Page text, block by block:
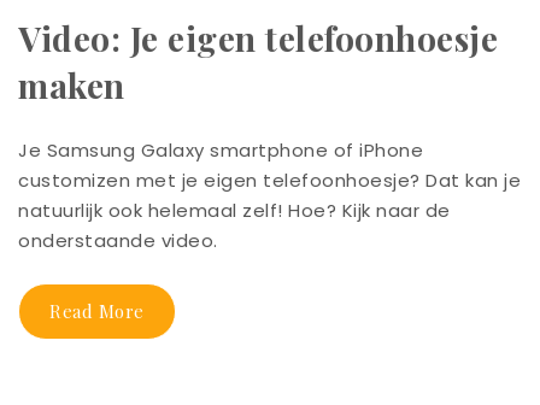
Video: Je eigen telefoonhoesje
maken
Je Samsung Galaxy smartphone of iPhone
customizen met je eigen telefoonhoesje? Dat kan je
natuurlijk ook helemaal zelf! Hoe? Kijk naar de
onderstaande video.
Read More